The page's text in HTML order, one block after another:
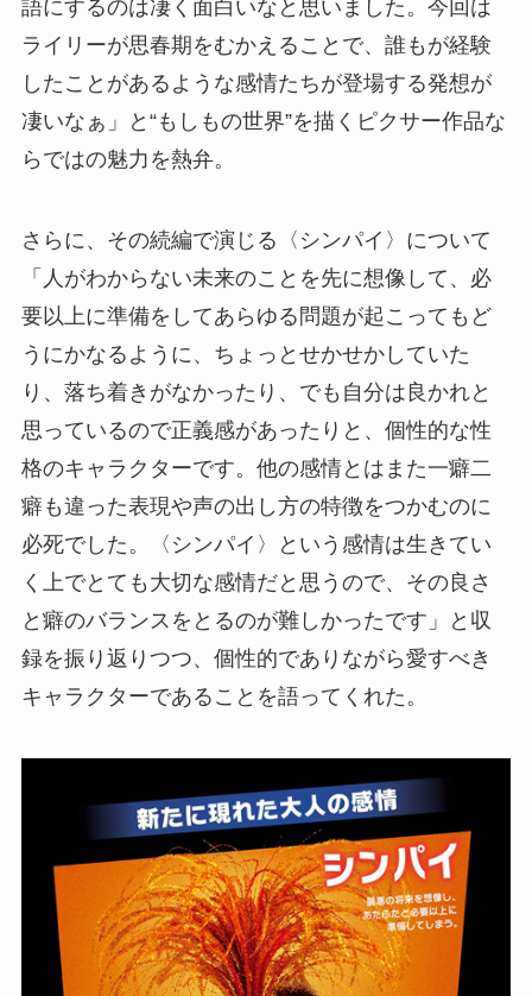
語にするのは凄く面白いなと思いました。今回は
ライリーが思春期をむかえることで、誰もが経験
したことがあるような感情たちが登場する発想が
凄いなぁ」と“もしもの世界”を描くピクサー作品な
らではの魅力を熱弁。
さらに、その続編で演じる〈シンパイ〉について
「人がわからない未来のことを先に想像して、必
要以上に準備をしてあらゆる問題が起こってもど
うにかなるように、ちょっとせかせかしていた
り、落ち着きがなかったり、でも自分は良かれと
思っているので正義感があったりと、個性的な性
格のキャラクターです。他の感情とはまた一癖二
癖も違った表現や声の出し方の特徴をつかむのに
必死でした。〈シンパイ〉という感情は生きてい
く上でとても大切な感情だと思うので、その良さ
と癖のバランスをとるのが難しかったです」と収
録を振り返りつつ、個性的でありながら愛すべき
キャラクターであることを語ってくれた。